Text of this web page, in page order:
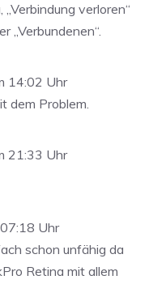
verloren“
„Verbundenen“.
14:02 Uhr
dem Problem.
21:33 Uhr
Uhr
schon unfähig da
Retina mit allem